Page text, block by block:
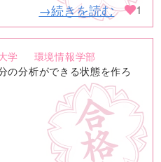
→続きを読む 1
学
環境情報学部
の分析ができる状態を作ろ